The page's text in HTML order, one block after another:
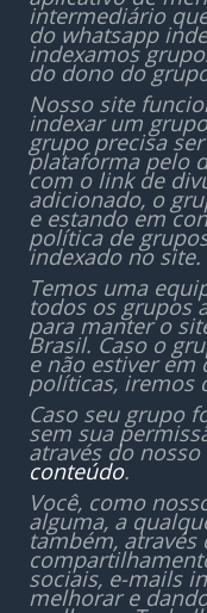
intermediário
do whatsapp
indexamos
do dono do
Nosso site
indexar um
grupo precisa
plataforma pelo
com o link de
adicionado, o
e estando em
política de
indexado no site.
Temos uma
todos os grupos
para manter o
Brasil. Caso o
e não estiver em
políticas, iremos
Caso seu grupo
sem sua
através do
conteúdo.
Você, como
alguma, a
também, através
sociais, e-mails
melhorar e